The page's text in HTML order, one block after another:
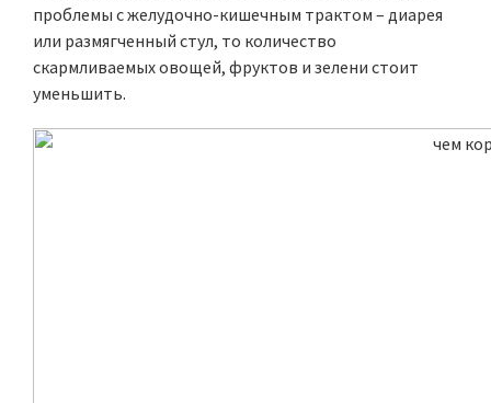
проблемы с желудочно-кишечным трактом – диарея
или размягченный стул, то количество
скармливаемых овощей, фруктов и зелени стоит
уменьшить.